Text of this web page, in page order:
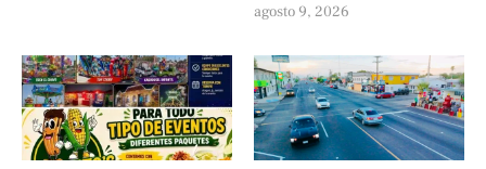
agosto 9, 2026